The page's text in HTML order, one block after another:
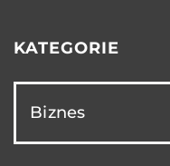
KATEGORIE
Biznes